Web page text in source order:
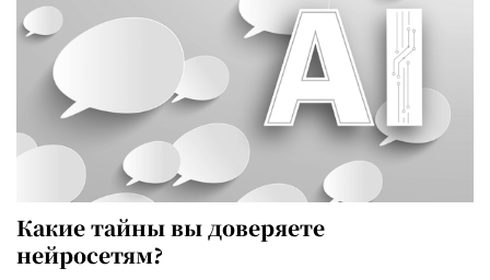
Какие тайны вы доверяете
нейросетям?